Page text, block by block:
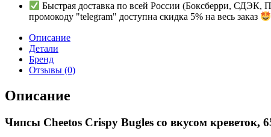
Быстрая доставка по всей России (Боксберри, СДЭК,
промокоду "telegram" доступна скидка 5% на весь заказ
Описание
Детали
Бренд
Отзывы (0)
Описание
Чипсы Cheetos Crispy Bugles со вкусом креветок,